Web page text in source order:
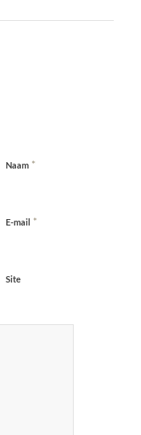
Naam *
E-mail *
Site